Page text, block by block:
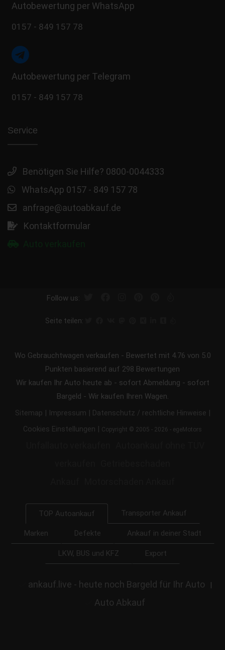
Autobewertung per WhatsApp
0157 - 849 157 78
Autobewertung per Telegram
0157 - 849 157 78
Service
Benötigen Sie Hilfe? 0800-0044333
WhatsApp 0157 - 849 157 78
anfrage@autoabkauf.de
Kontaktformular
Follow us:
Seite teilen:
Wo Gebrauchtwagen verkaufen - Bewertet mit 4.76 von 5.0
Punkten basierend auf 298 Bewertungen
Wir kaufen Ihr Auto heute ab - sofort Abmeldung - sofort
Bargeld - Wir kaufen Ihren Wagen.
Sitemap | Impressum | Datenschutz / rechtliche Hinweise |
Cookies Einstellungen | Copyright © 2005 - 2026 - egeMotors
TOP Autoankauf Transporter Ankauf
Marken Defekte Ankauf in deiner Stadt
LKW, BUS und KFZ Export
ankauf.live - heute noch Bargeld für Ihr Auto |
Auto Abkauf